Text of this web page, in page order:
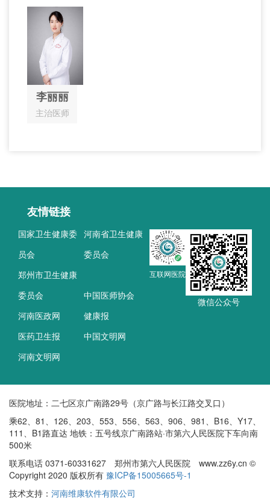
李丽丽
主治医师
友情链接
国家卫生健康委
员会
河南省卫生健康
委员会
郑州市卫生健康
委员会
中国医师协会
河南医政网
健康报
医药卫生报
中国文明网
河南文明网
互联网医院
微信公众号
医院地址：二七区京广南路29号（京广路与长江路交叉口）
乘62、81、126、203、553、556、563、906、981、B16、Y17、
111、B1路直达 地铁：五号线京广南路站·市第六人民医院下车向南
500米
联系电话 0371-60331627 郑州市第六人民医院 www.zz6y.cn ©
Copyright 2020 版权所有 豫ICP备15005665号-1
技术支持： 河南维康软件有限公司